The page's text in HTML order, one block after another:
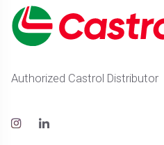
Authorized Castrol Distributor